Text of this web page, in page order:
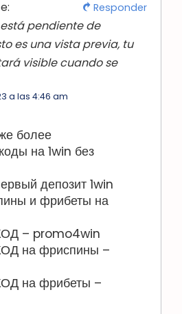
pendiente de
es una vista previa, tu
visible cuando se
a las 4:46 am
более
на 1win без
депозит 1win
и фрибеты на
– promo4win
на фриспины –
на фрибеты –
Responder